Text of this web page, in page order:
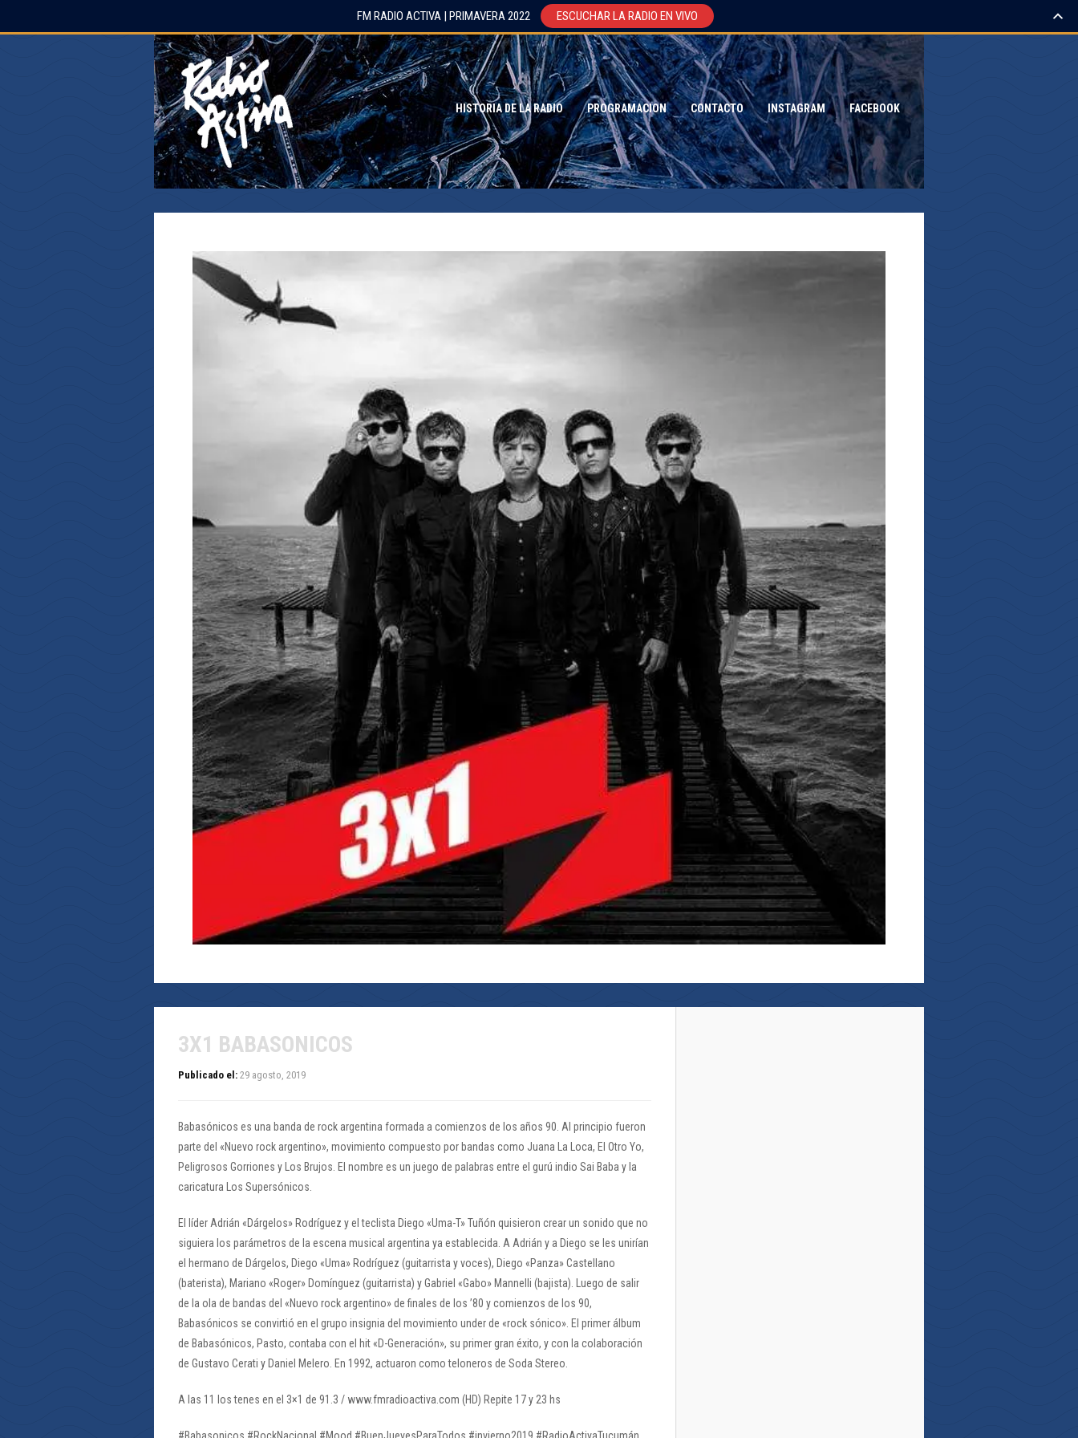
HISTORIA DE LA RADIO PROGRAMACION CONTACTO INSTAGRAM FACEBOOK
3X1 BABASONICOS
Publicado el: 29 agosto, 2019
Babasónicos es una banda de rock argentina formada a comienzos de los años 90. Al principio fueron
parte del «Nuevo rock argentino», movimiento compuesto por bandas como Juana La Loca, El Otro Yo,
Peligrosos Gorriones y Los Brujos. El nombre es un juego de palabras entre el gurú indio Sai Baba y la
caricatura Los Supersónicos.
El líder Adrián «Dárgelos» Rodríguez y el teclista Diego «Uma-T» Tuñón quisieron crear un sonido que no
siguiera los parámetros de la escena musical argentina ya establecida. A Adrián y a Diego se les unirían
el hermano de Dárgelos, Diego «Uma» Rodríguez (guitarrista y voces), Diego «Panza» Castellano
(baterista), Mariano «Roger» Domínguez (guitarrista) y Gabriel «Gabo» Mannelli (bajista). Luego de salir
de la ola de bandas del «Nuevo rock argentino» de finales de los ’80 y comienzos de los 90,
Babasónicos se convirtió en el grupo insignia del movimiento under de «rock sónico». El primer álbum
de Babasónicos, Pasto, contaba con el hit «D-Generación», su primer gran éxito, y con la colaboración
de Gustavo Cerati y Daniel Melero. En 1992, actuaron como teloneros de Soda Stereo.
A las 11 los tenes en el 3×1 de 91.3 / www.fmradioactiva.com (HD) Repite 17 y 23 hs
FM RADIO ACTIVA | PRIMAVERA 2022 ESCUCHAR LA RADIO EN VIVO